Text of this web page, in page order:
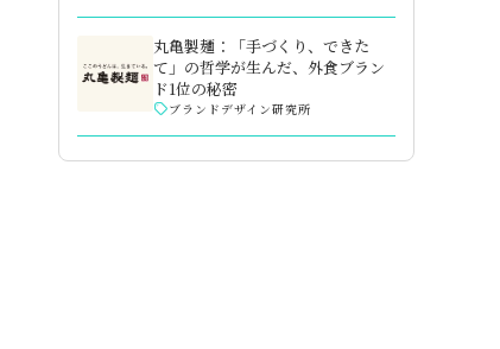
丸亀製麺：「手づくり、できた
て」の哲学が生んだ、外食ブラン
ド1位の秘密
ブランドデザイン研究所